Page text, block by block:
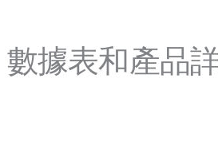
數據表和產品